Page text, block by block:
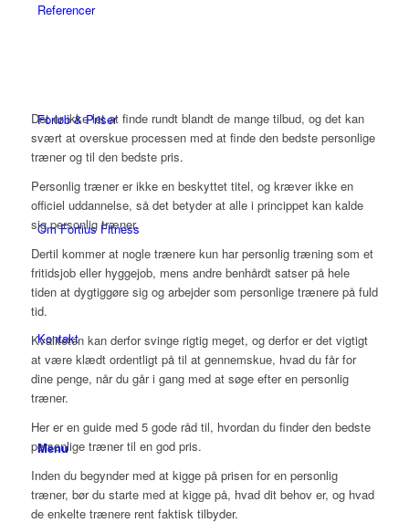
Referencer
Forløb & Priser
Om Fortius Fitness
Kontakt
Menu
Det er ikke let at finde rundt blandt de mange tilbud, og det kan
svært at overskue processen med at finde den bedste personlige
træner og til den bedste pris.
Personlig træner er ikke en beskyttet titel, og kræver ikke en
officiel uddannelse, så det betyder at alle i princippet kan kalde
sig personlig træner.
Dertil kommer at nogle trænere kun har personlig træning som et
fritidsjob eller hyggejob, mens andre benhårdt satser på hele
tiden at dygtiggøre sig og arbejder som personlige trænere på fuld
tid.
Kvaliteten kan derfor svinge rigtig meget, og derfor er det vigtigt
at være klædt ordentligt på til at gennemskue, hvad du får for
dine penge, når du går i gang med at søge efter en personlig
træner.
Her er en guide med 5 gode råd til, hvordan du finder den bedste
personlige træner til en god pris.
Inden du begynder med at kigge på prisen for en personlig
træner, bør du starte med at kigge på, hvad dit behov er, og hvad
de enkelte trænere rent faktisk tilbyder.